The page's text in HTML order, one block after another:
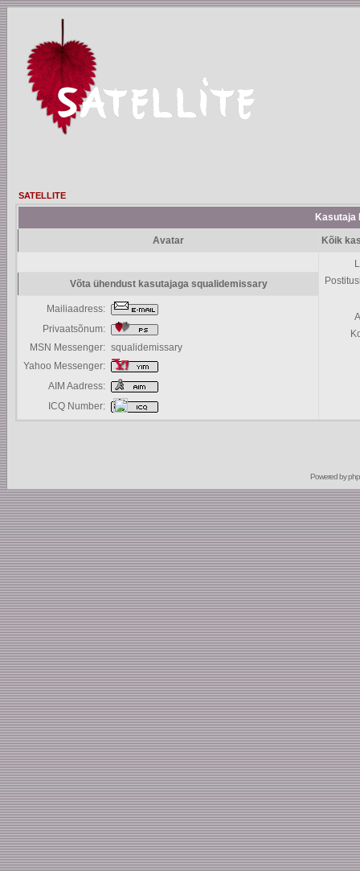
SATELLITE
Kasutaja
Avatar Kõik
Võta ühendust kasutajaga squalidemissary
Mailiaadress:
Privaatsõnum:
MSN Messenger: squalidemissary
Yahoo Messenger:
AIM Aadress:
ICQ Number:
Powered by